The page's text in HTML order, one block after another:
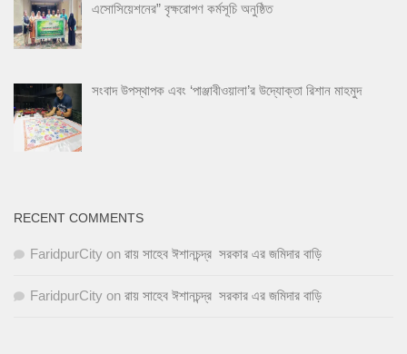
এসোসিয়েশনের” বৃক্ষরোপণ কর্মসূচি অনুষ্ঠিত
সংবাদ উপস্থাপক এবং ‘পাঞ্জাবীওয়ালা’র উদ্যোক্তা রিশান মাহমুদ
RECENT COMMENTS
FaridpurCity on রায় সাহেব ঈশানচন্দ্র সরকার এর জমিদার বাড়ি
FaridpurCity on রায় সাহেব ঈশানচন্দ্র সরকার এর জমিদার বাড়ি